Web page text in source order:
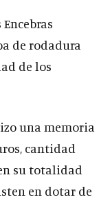
de rodadura
de los
una memoria
cantidad
su totalidad
en dotar de